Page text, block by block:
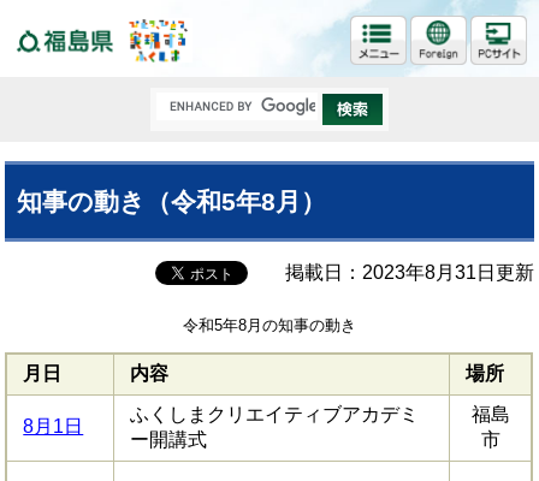
知事の動き（令和5年8月）
掲載日：2023年8月31日更新
令和5年8月の知事の動き
月日 内容 場所
8月1日
ふくしまクリエイティブアカデミ
ー開講式
福島
市